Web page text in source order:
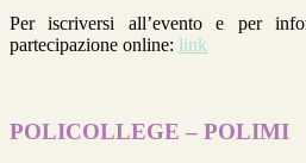
Per iscriversi all’evento e per
partecipazione online: link
POLICOLLEGE – POLIMI